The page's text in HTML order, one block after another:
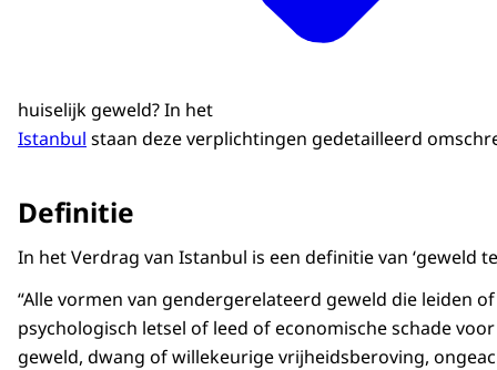
huiselijk geweld? In het
Istanbul staan deze verplichtingen gedetailleerd
Definitie
In het Verdrag van Istanbul is een definitie van ‘geweld
“Alle vormen van gendergerelateerd geweld die leiden
psychologisch letsel of leed of economische schade
geweld, dwang of willekeurige vrijheidsberoving,